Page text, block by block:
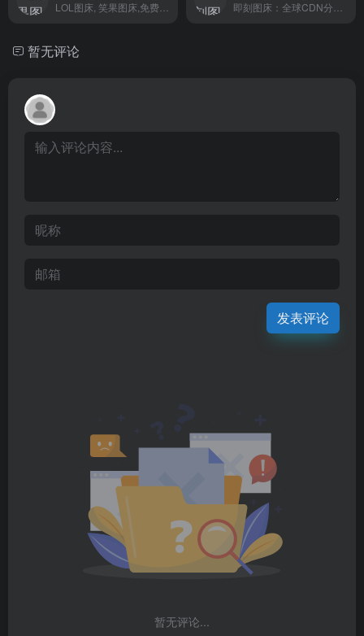
暂无评论
发表评论
暂无评论...